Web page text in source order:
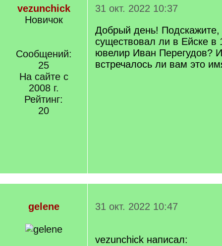
vezunchick
Новичок
Сообщений:
25
На сайте с
2008 г.
Рейтинг:
20
31 окт. 2022 10:37
Добрый день! Подскажите,
существовал ли в Ейске в
ювелир Иван Перегудов?
встречалось ли вам это
gelene 31 окт. 2022 10:47
vezunchick написал: